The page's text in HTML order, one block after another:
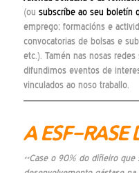
(ou subscríbe ao seu boletín
emprego; formacións e
convocatorias de bolsas e
etc.). Tamén nas nosas redes
difundimos eventos de
vinculados ao noso traballo.
A ESF-RASE
«Case o 90% do diñeiro que